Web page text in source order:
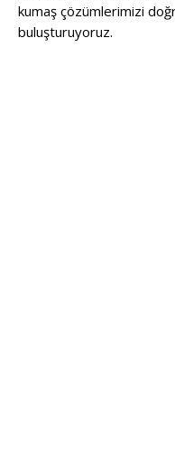
kumaş çözümlerimizi
buluşturuyoruz.